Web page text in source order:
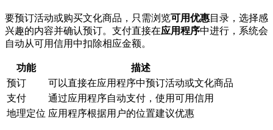
要预订活动或购买文化商品，只需浏览可用优惠目录，选择感
兴趣的内容并确认预订。支付直接在应用程序中进行，系统会
自动从可用信用中扣除相应金额。
功能
描述
预订
可以直接在应用程序中预订活动或文化商品
支付
通过应用程序自动支付，使用可用信用
地理定位 应用程序根据用户的位置建议优惠